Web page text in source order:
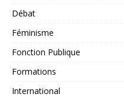
Débat
Féminisme
Fonction Publique
Formations
International